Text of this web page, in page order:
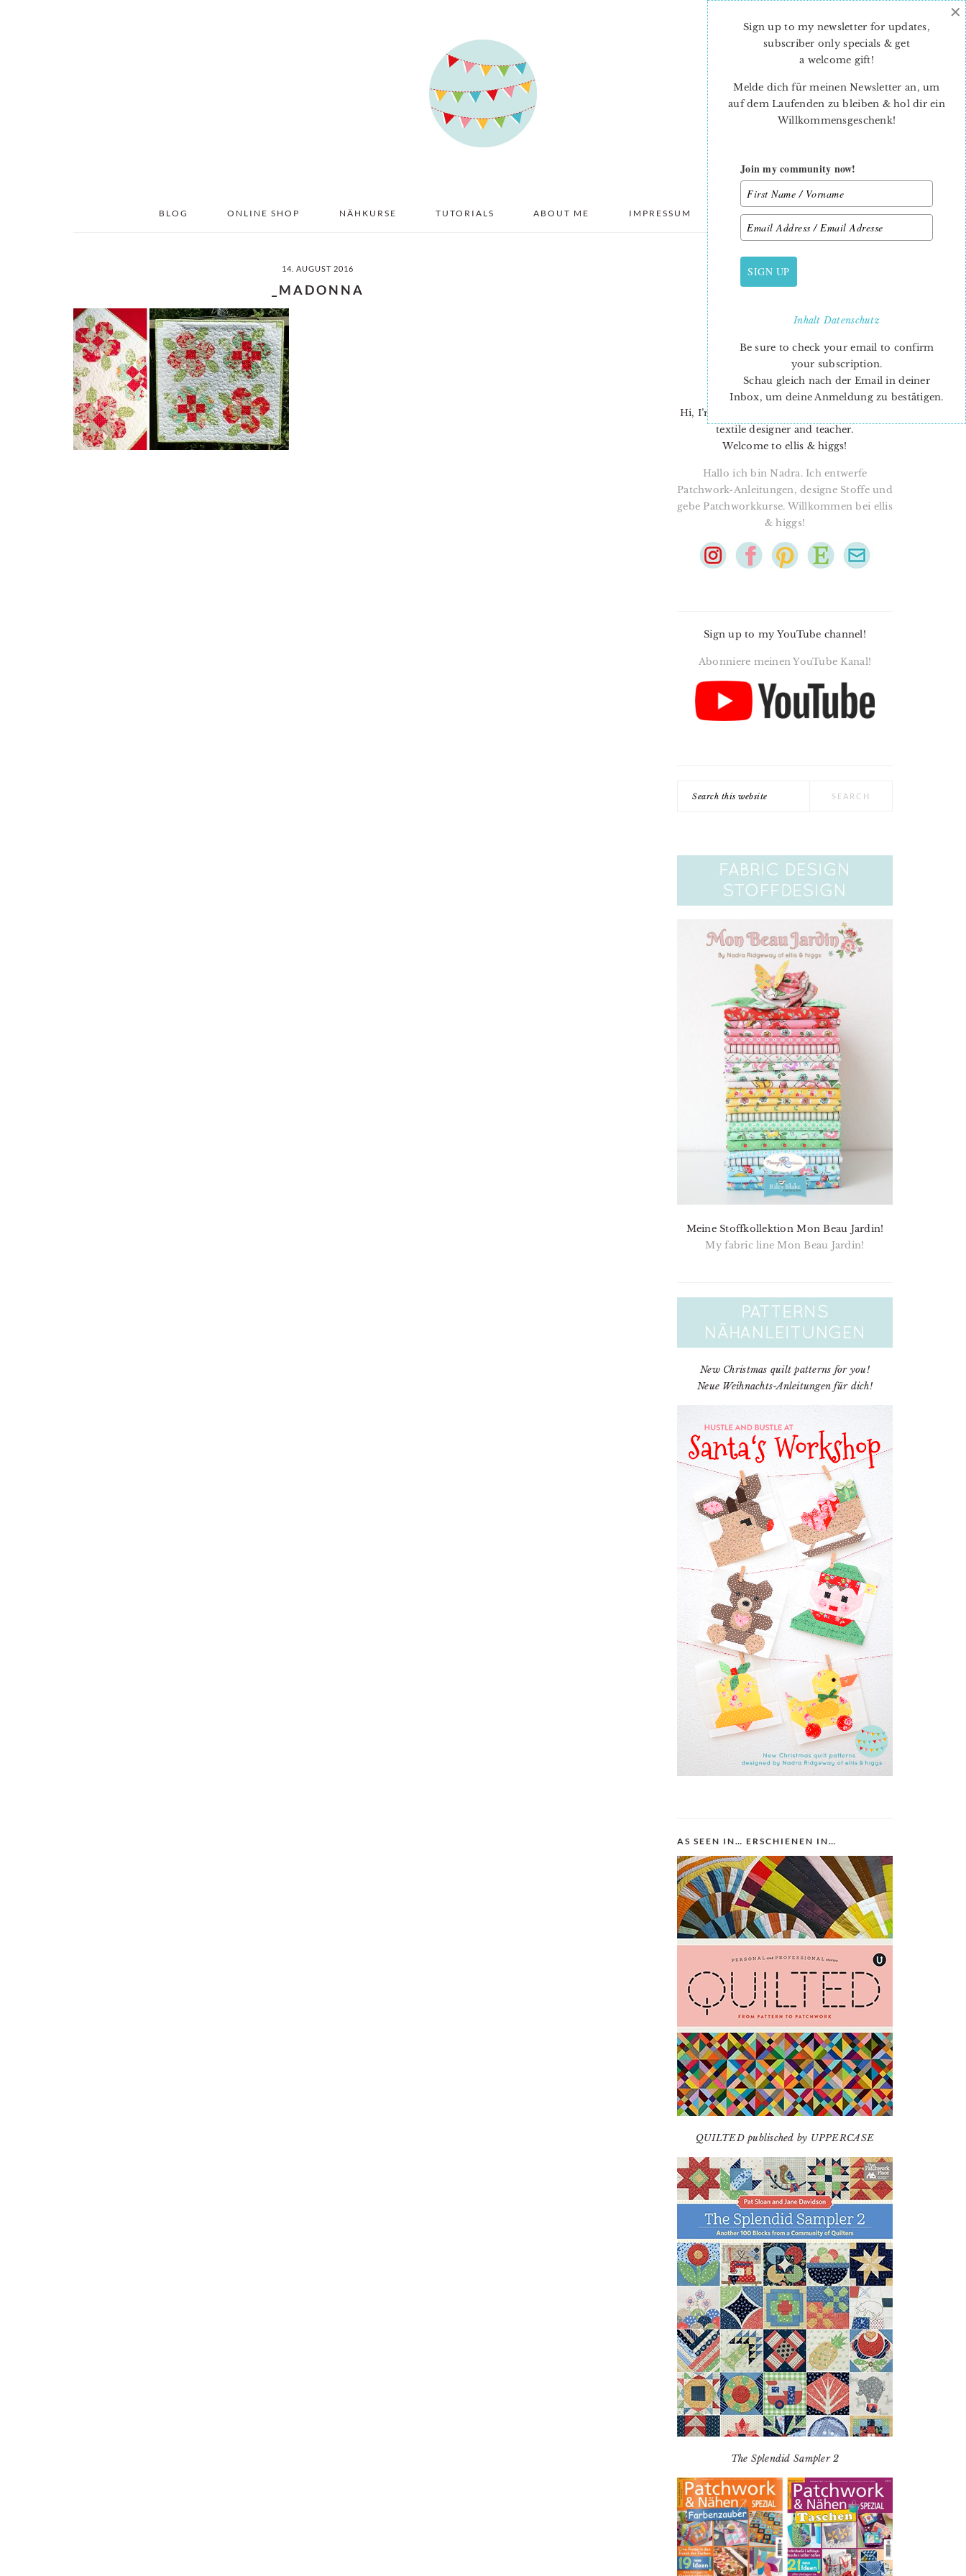
BLOG ONLINE SHOP NÄHKURSE TUTORIALS ABOUT ME IMPRESSUM DATENSCHUTZ
14. AUGUST 2016
_MADONNA
PRIMARY
SIDEBAR
Hi, I’m Nadra. I’m a quilt pattern designer,
textile designer and teacher.
Welcome to ellis & higgs!
Hallo ich bin Nadra. Ich entwerfe
Patchwork-Anleitungen, designe Stoffe und
gebe Patchworkkurse. Willkommen bei ellis
& higgs!
Sign up to my YouTube channel!
Abonniere meinen YouTube Kanal!
Meine Stoffkollektion Mon Beau Jardin!
My fabric line Mon Beau Jardin!
New Christmas quilt patterns for you!
Neue Weihnachts-Anleitungen für dich!
AS SEEN IN… ERSCHIENEN IN…
QUILTED publisched by UPPERCASE
The Splendid Sampler 2
Sign up to my newsletter for updates,
subscriber only specials & get
a welcome gift!
Melde dich für meinen Newsletter an, um
auf dem Laufenden zu bleiben & hol dir ein
Willkommensgeschenk!
Join my community now!
SIGN UP
InhaltDatenschutz
Be sure to check your email to confirm
your subscription.
Schau gleich nach der Email in deiner
Inbox, um deine Anmeldung zu bestätigen.
×